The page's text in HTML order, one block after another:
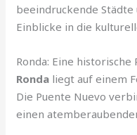
beeindruckende Städte
Einblicke in die
Ronda: Eine historische
Ronda liegt auf einem
Die Puente Nuevo
einen